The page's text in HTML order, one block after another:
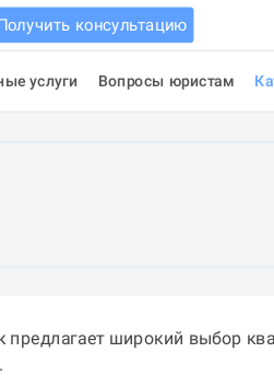
консультацию
услуги Вопросы юристам
предлагает широкий выбор